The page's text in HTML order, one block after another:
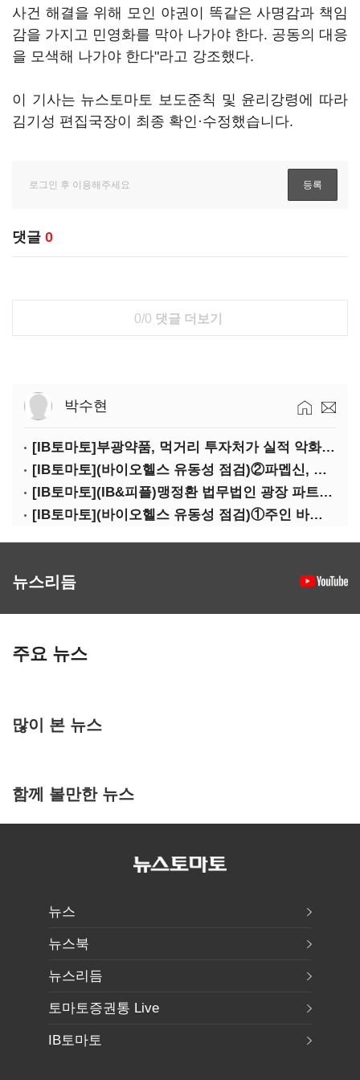
사건 해결을 위해 모인 야권이 똑같은 사명감과 책임
감을 가지고 민영화를 막아 나가야 한다. 공동의 대응
을 모색해 나가야 한다"라고 강조했다.
이 기사는 뉴스토마토 보도준칙 및 윤리강령에 따라
김기성 편집국장이 최종 확인·수정했습니다.
댓글 0
0/0 댓글 더보기
박수현
[IB토마토]부광약품, 먹거리 투자처가 실적 악화 '부메랑'?
[IB토마토](바이오헬스 유동성 점검)②파멥신, 자금조달 위기에…임상 완주 '물음표'
[IB토마토](IB&피플)맹정환 법무법인 광장 파트너 변호사
[IB토마토](바이오헬스 유동성 점검)①주인 바뀐 네오펙트…경영정상화 가능할까
뉴스리듬
주요 뉴스
많이 본 뉴스
함께 볼만한 뉴스
뉴스
뉴스북
뉴스리듬
토마토증권통 Live
IB토마토